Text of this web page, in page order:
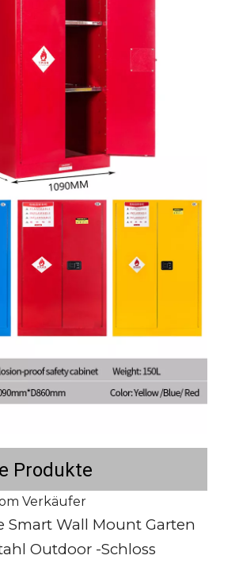
Produkte
Verkäufer
Smart Wall Mount Garten
Outdoor -Schloss